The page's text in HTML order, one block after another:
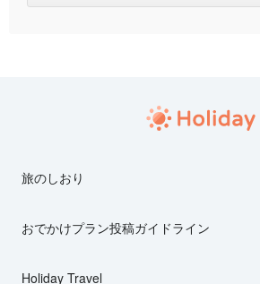
旅のしおり
おでかけプラン投稿ガイドライン
Holiday Travel